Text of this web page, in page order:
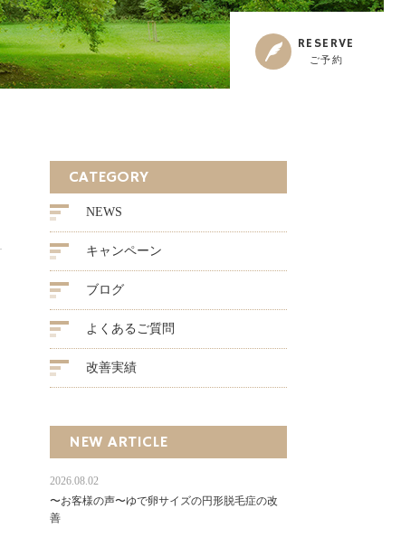
RESERVE
ご予約
CATEGORY
NEWS
キャンペーン
ブログ
よくあるご質問
改善実績
NEW ARTICLE
2026.08.02
〜お客様の声〜ゆで卵サイズの円形脱毛症の改
善